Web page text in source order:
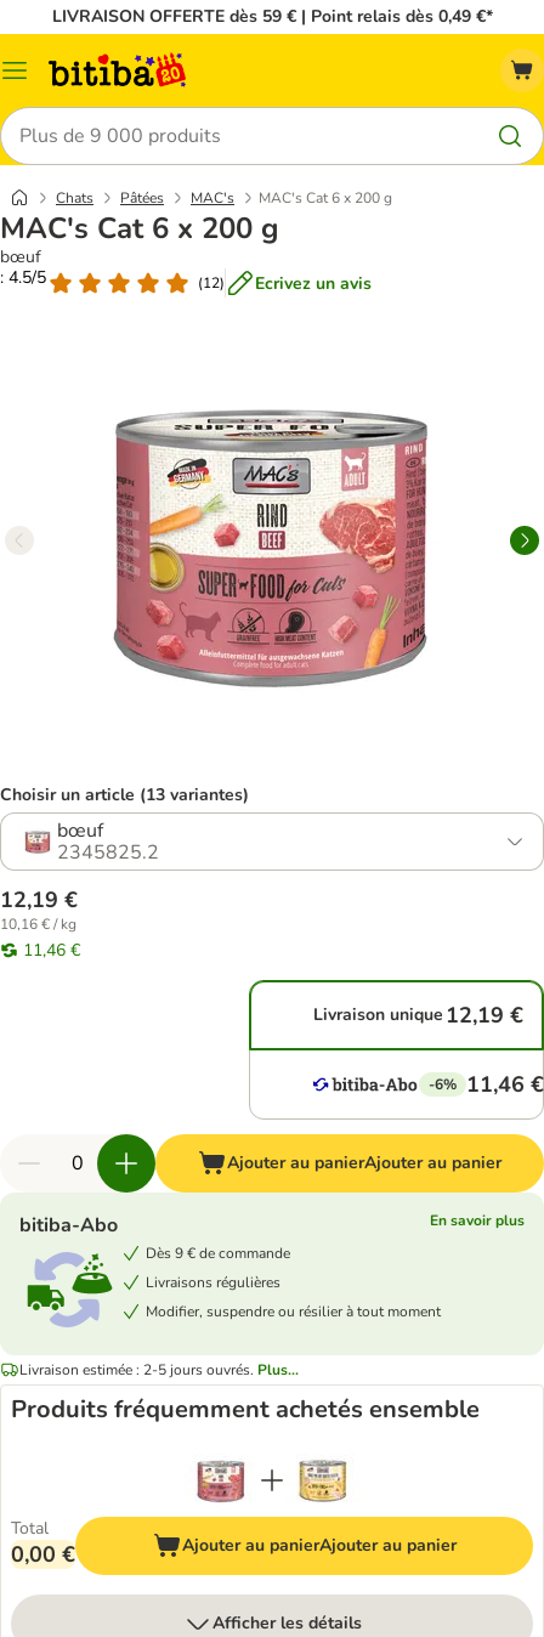
LIVRAISON OFFERTE dès 59 € | Point relais dès 0,49 €*
Menu
Rechercher
Chats Pâtées MAC's MAC's Cat 6 x 200 g
MAC's Cat 6 x 200 g
bœuf
: 4.5/5
(12) Ecrivez un avis
Choisir un article (13 variantes)
bœuf
2345825.2
12,19 €
10,16 € / kg
11,46 €
Livraison unique 12,19 €
-6% 11,46 €
Ajouter au panierAjouter au panier
bitiba-Abo
En savoir plus
Dès 9 € de commande
Livraisons régulières
Modifier, suspendre ou résilier à tout moment
Livraison estimée : 2-5 jours ouvrés. Plus...
Produits fréquemment achetés ensemble
Total
0,00 € Ajouter au panierAjouter au panier
Afficher les détails